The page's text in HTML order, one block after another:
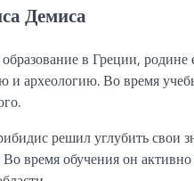
Демиса
в Греции,
и археологию. Во время
решил углубить свои
время обучения он